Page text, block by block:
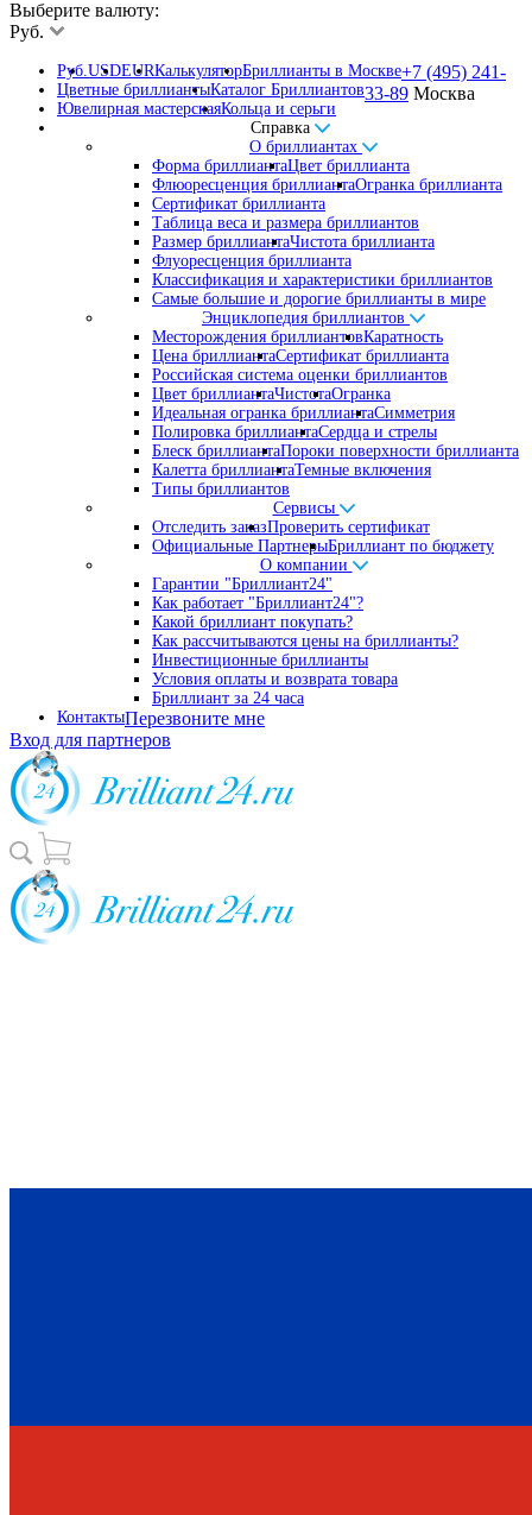
Выберите валюту:
Руб.
Руб.USDEURКалькуляторБриллианты в Москве
Цветные бриллиантыКаталог Бриллиантов
Ювелирная мастерскаяКольца и серьги
Справка
О бриллиантах
Форма бриллиантаЦвет бриллианта
Флюоресценция бриллиантаОгранка бриллианта
Сертификат бриллианта
Таблица веса и размера бриллиантов
Размер бриллиантаЧистота бриллианта
Флуоресценция бриллианта
Классификация и характеристики бриллиантов
Самые большие и дорогие бриллианты в мире
Энциклопедия бриллиантов
Месторождения бриллиантовКаратность
Цена бриллиантаСертификат бриллианта
Российская система оценки бриллиантов
Цвет бриллиантаЧистотаОгранка
Идеальная огранка бриллиантаСимметрия
Полировка бриллиантаСердца и стрелы
Блеск бриллиантаПороки поверхности бриллианта
Калетта бриллиантаТемные включения
Типы бриллиантов
Сервисы
Отследить заказПроверить сертификат
Официальные ПартнерыБриллиант по бюджету
О компании
Гарантии "Бриллиант24"
Как работает "Бриллиант24"?
Какой бриллиант покупать?
Как рассчитываются цены на бриллианты?
Инвестиционные бриллианты
Условия оплаты и возврата товара
Бриллиант за 24 часа
Контакты
+7 (495) 241-
33-89 Москва
Перезвоните мне
Вход для партнеров